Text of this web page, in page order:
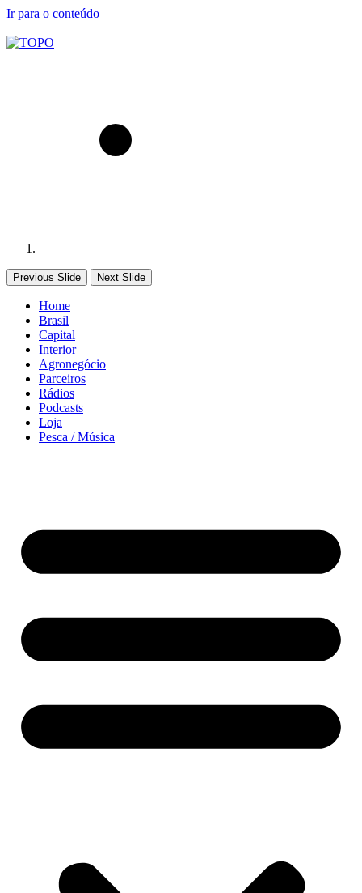
Ir para o conteúdo
Previous Slide Next Slide
Home
Brasil
Capital
Interior
Agronegócio
Parceiros
Rádios
Podcasts
Loja
Pesca / Música